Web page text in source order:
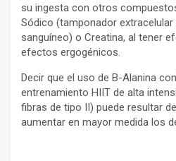
su ingesta con otros
Sódico (tamponador extracelular
sanguíneo) o Creatina, al tener
efectos ergogénicos.
Decir que el uso de B-Alanina
entrenamiento HIIT de alta
fibras de tipo II) puede resultar
aumentar en mayor medida los